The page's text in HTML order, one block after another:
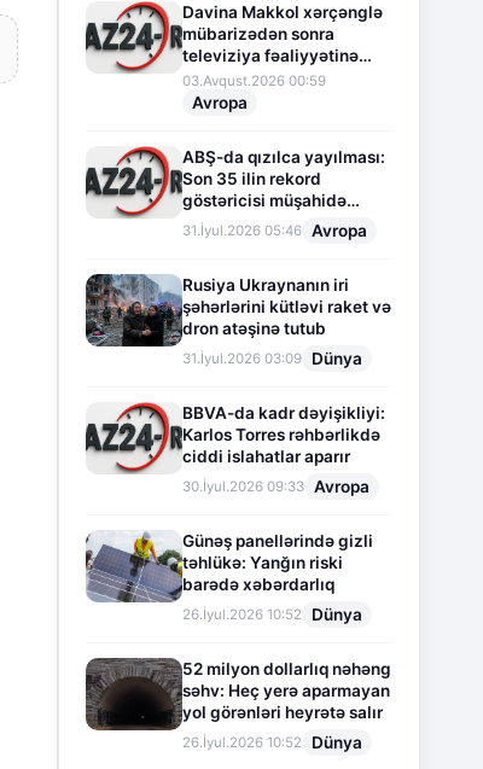
Davina Makkol xərçənglə
mübarizədən sonra
televiziya fəaliyyətinə
fasilə verir
03.Avqust.2026 00:59
Avropa
ABŞ-da qızılca yayılması:
Son 35 ilin rekord
göstəricisi müşahidə
olunur
31.İyul.2026 05:46 Avropa
Rusiya Ukraynanın iri
şəhərlərini kütləvi raket və
dron atəşinə tutub
31.İyul.2026 03:09 Dünya
BBVA-da kadr dəyişikliyi:
Karlos Torres rəhbərlikdə
ciddi islahatlar aparır
30.İyul.2026 09:33 Avropa
Günəş panellərində gizli
təhlükə: Yanğın riski
barədə xəbərdarlıq
26.İyul.2026 10:52 Dünya
52 milyon dollarlıq nəhəng
səhv: Heç yerə aparmayan
yol görənləri heyrətə salır
26.İyul.2026 10:52 Dünya